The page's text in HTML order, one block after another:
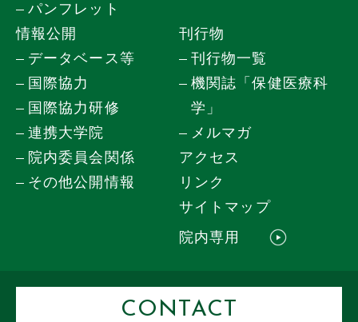
パンフレット
情報公開
データベース等
国際協力
国際協力研修
連携大学院
院内委員会関係
その他公開情報
刊行物
刊行物一覧
機関誌「保健医療科
学」
メルマガ
アクセス
リンク
サイトマップ
院内専用
CONTACT